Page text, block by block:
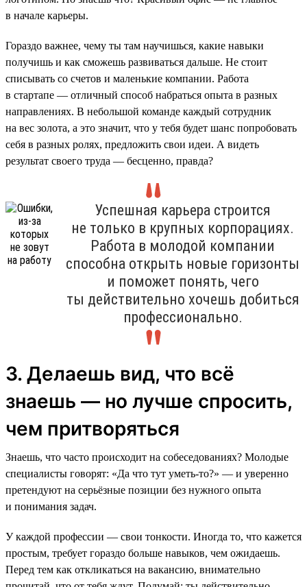
в начале карьеры.
Гораздо важнее, чему ты там научишься, какие навыки
получишь и как сможешь развиваться дальше. Не стоит
списывать со счетов и маленькие компании. Работа
в стартапе — отличный способ набраться опыта в разных
направлениях. В небольшой команде каждый сотрудник
на вес золота, а это значит, что у тебя будет шанс попробовать
себя в разных ролях, предложить свои идеи. А видеть
результат своего труда — бесценно, правда?
Успешная карьера строится
не только в крупных корпорациях.
Работа в молодой компании
способна открыть новые горизонты
и поможет понять, чего
ты действительно хочешь добиться
профессионально.
3. Делаешь вид, что всё
знаешь — но лучше спросить,
чем притворяться
Знаешь, что часто происходит на собеседованиях? Молодые
специалисты говорят: «Да что тут уметь-то?» — и уверенно
претендуют на серьёзные позиции без нужного опыта
и понимания задач.
У каждой профессии — свои тонкости. Иногда то, что кажется
простым, требует гораздо больше навыков, чем ожидаешь.
Перед тем как откликаться на вакансию, внимательно